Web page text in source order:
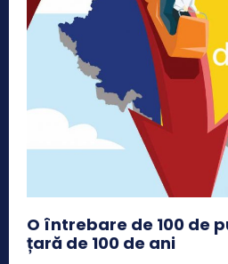
O întrebare de 100 de
țară de 100 de ani